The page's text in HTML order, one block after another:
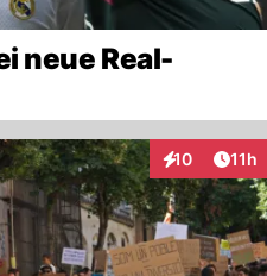
neue Real-
10
Interaktionen
11h